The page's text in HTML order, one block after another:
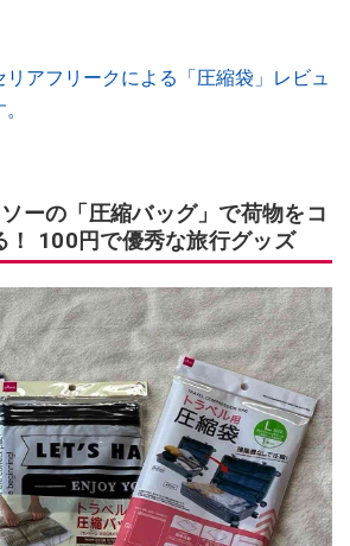
アフリークによる「圧縮袋」レビュ
ーの「圧縮バッグ」で荷物をコ
！ 100円で優秀な旅行グッズ